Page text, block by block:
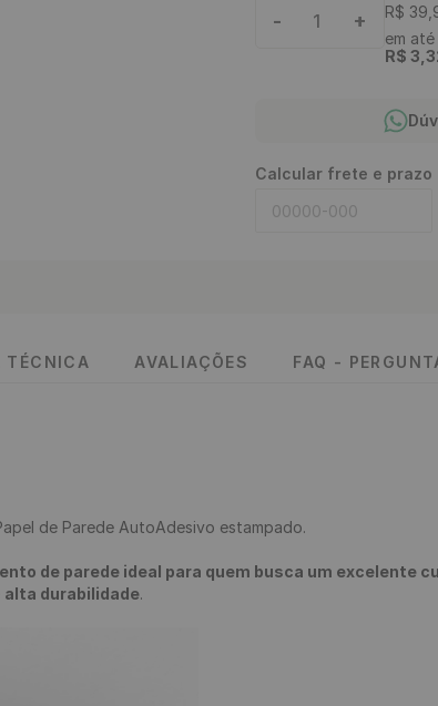
- 1 +
R$ 39
em até
R$ 3
Calcular frete e prazo
TÉCNICA AVALIAÇÕES FAQ -
de Parede AutoAdesivo estampado.
de parede ideal para quem busca um excelente
alta durabilidade